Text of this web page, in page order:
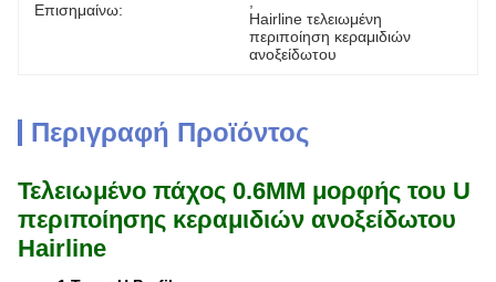
Επισημαίνω:
Hairline τελειωμένη
περιποίηση κεραμιδιών
ανοξείδωτου
Περιγραφή Προϊόντος
Τελειωμένο πάχος 0.6MM μορφής του U
περιποίησης κεραμιδιών ανοξείδωτου
Hairline